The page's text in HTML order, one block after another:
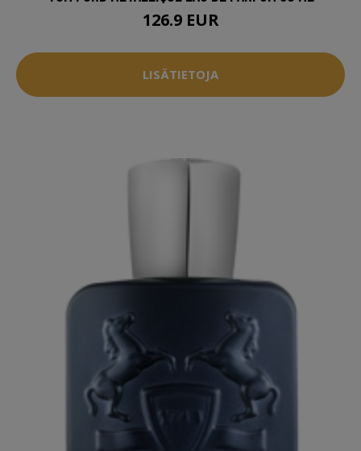
126.9 EUR
LISÄTIETOJA